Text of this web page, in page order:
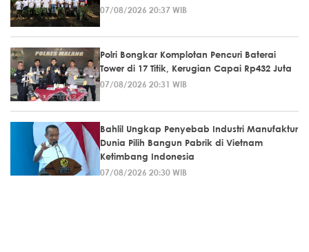
07/08/2026 20:37 WIB
Polri Bongkar Komplotan Pencuri Baterai
Tower di 17 Titik, Kerugian Capai Rp432 Juta
07/08/2026 20:31 WIB
Bahlil Ungkap Penyebab Industri Manufaktur
Dunia Pilih Bangun Pabrik di Vietnam
Ketimbang Indonesia
07/08/2026 20:30 WIB